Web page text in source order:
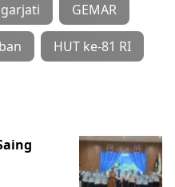
GEMAR
HUT ke-81 RI